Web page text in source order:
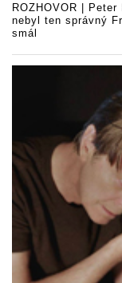
ROZHOVOR |
nebyl ten správný
smál